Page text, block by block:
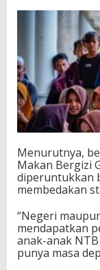
Menurutnya,
Makan Bergizi
diperuntukkan
membedakan
“Negeri
mendapatkan
anak-anak
punya masa